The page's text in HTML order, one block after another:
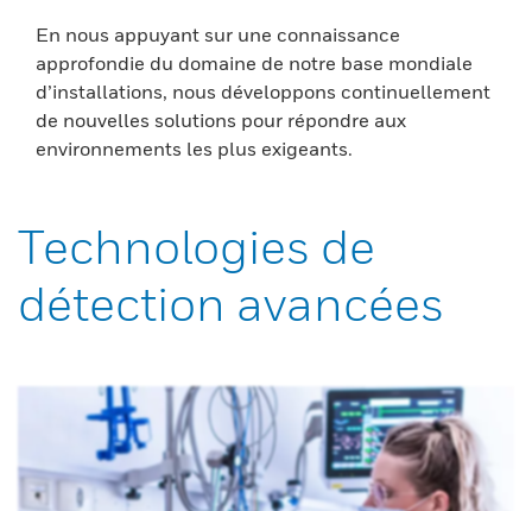
En nous appuyant sur une connaissance
approfondie du domaine de notre base mondiale
d’installations, nous développons continuellement
de nouvelles solutions pour répondre aux
environnements les plus exigeants.
Technologies de
détection avancées